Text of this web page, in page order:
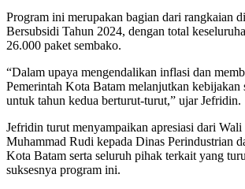
Program ini merupakan bagian dari rangkaian
Bersubsidi Tahun 2024, dengan total
26.000 paket sembako.
“Dalam upaya mengendalikan inflasi dan
Pemerintah Kota Batam melanjutkan kebijakan
untuk tahun kedua berturut-turut,” ujar Jefridin.
Jefridin turut menyampaikan apresiasi dari
Muhammad Rudi kepada Dinas Perindustrian
Kota Batam serta seluruh pihak terkait yang
suksesnya program ini.